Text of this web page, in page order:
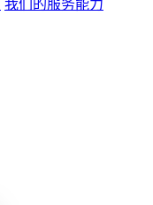
我们的服务能力